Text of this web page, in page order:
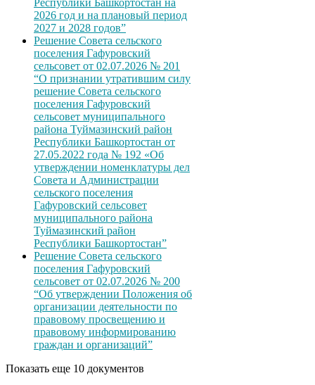
2026 год и на плановый период
2027 и 2028 годов”
Решение Совета сельского
поселения Гафуровский
сельсовет от 02.07.2026 № 201
“О признании утратившим силу
решение Совета сельского
поселения Гафуровский
сельсовет муниципального
района Туймазинский район
Республики Башкортостан от
27.05.2022 года № 192 «Об
утверждении номенклатуры дел
Совета и Администрации
сельского поселения
Гафуровский сельсовет
муниципального района
Туймазинский район
Республики Башкортостан”
Решение Совета сельского
поселения Гафуровский
сельсовет от 02.07.2026 № 200
“Об утверждении Положения об
организации деятельности по
правовому просвещению и
правовому информированию
граждан и организаций”
Показать еще 10 документов